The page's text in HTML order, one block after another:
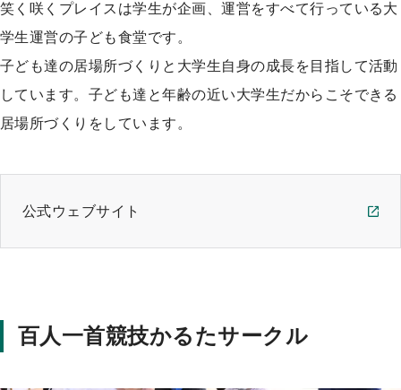
笑く咲くプレイスは学生が企画、運営をすべて行っている大
学生運営の子ども食堂です。
子ども達の居場所づくりと大学生自身の成長を目指して活動
しています。子ども達と年齢の近い大学生だからこそできる
居場所づくりをしています。
公式ウェブサイト
百人一首競技かるたサークル